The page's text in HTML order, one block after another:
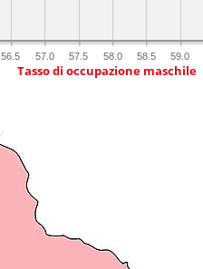
56.5 57.0 57.5 58.0 58.5 59.0
Tasso di occupazione maschile